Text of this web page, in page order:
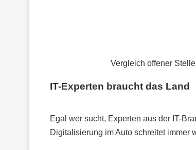
Vergleich offener
IT-Experten braucht das Land
Egal wer sucht, Experten aus der IT-
Digitalisierung im Auto schreitet immer